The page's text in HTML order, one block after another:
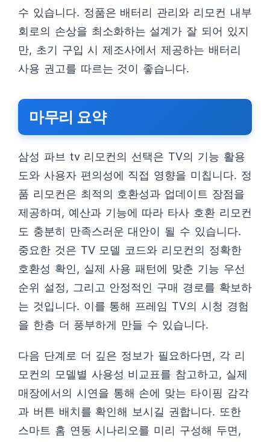
수 있습니다. 정품은 배터리 관리와 리모컨 내부
회로의 손상을 최소화하는 설계가 잘 되어 있지
만, 초기 구입 시 제조사에서 제공하는 배터리
사용 권고를 따르는 것이 좋습니다.
마무리 요약
삼성 파브 tv 리모컨의 선택은 TV의 기능 활용
도와 사용자 편의성에 직접 영향을 미칩니다. 정
품 리모컨은 최적의 호환성과 업데이트 장점을
제공하며, 예산과 기능에 따라 타사 호환 리모컨
도 충분히 만족스러운 대안이 될 수 있습니다.
중요한 것은 TV 모델 코드와 리모컨의 정확한
호환성 확인, 실제 사용 패턴에 맞춘 기능 우선
순위 설정, 그리고 안정적인 구매 경로를 확보하
는 것입니다. 이를 통해 프레임 TV의 시청 경험
을 한층 더 풍부하게 만들 수 있습니다.
다음 단계로 더 깊은 정보가 필요하다면, 각 리
모컨의 모델별 사용성 비교표를 참고하고, 실제
매장에서의 시연을 통해 손에 맞는 타이핑 감각
과 버튼 배치를 확인해 보시길 권합니다. 또한
스마트 홈 연동 시나리오를 미리 구성해 두면,